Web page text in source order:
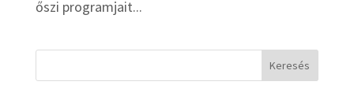
őszi programjait...